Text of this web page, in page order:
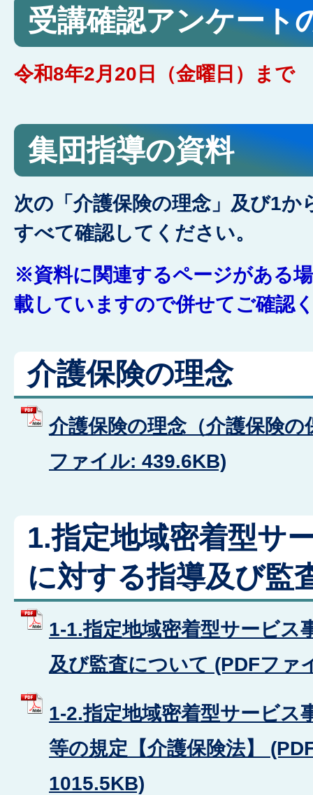
受講確認アンケート
令和8年2月20日（金曜日）まで
集団指導の資料
次の「介護保険の理念」及び1か
すべて確認してください。
※資料に関連するページがある
載していますので併せてご確認
介護保険の理念
介護保険の理念（介護保険
ファイル: 439.6KB)
1.指定地域密着型サ
に対する指導及び監
1-1.指定地域密着型サービス
及び監査について (PDFファ
1-2.指定地域密着型サービス
等の規定【介護保険法】
1015.5KB)